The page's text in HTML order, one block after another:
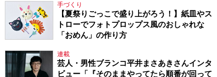
手づくり
【夏祭りごっこで盛り上がろう！】紙皿やス
トローでフォトプロップス風のおしゃれな
「おめん」の作り方
連載
芸人・男性ブランコ平井まさあきさんインタ
ビュー「『そのままやってたら順番が回って